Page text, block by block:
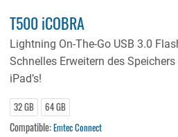
T500 iCOBRA
Lightning On-The-Go USB 3.0
Schnelles Erweitern des
iPad’s!
32 GB 64 GB
Compatible:Emtec Connect